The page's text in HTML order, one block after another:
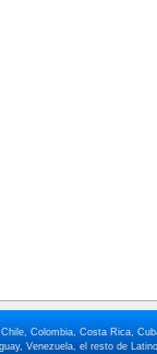
Colombia, Costa Rica,
Venezuela, el resto de